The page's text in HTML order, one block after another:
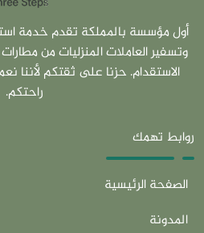
أول مؤسسة بالمملكة تقدم خدمة
وتسفير العاملات المنزليات من
راحتكم.
روابط تهمك
الصفحة الرئيسية
المدونة